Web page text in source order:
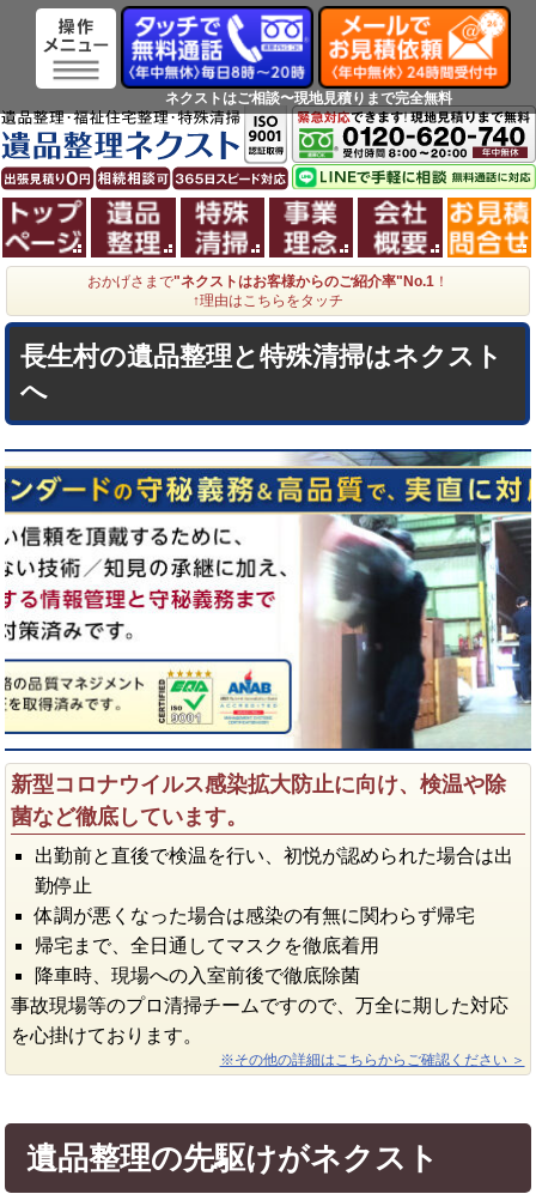
ホーム 遺品整理 特殊清掃 事業理念 会社概
おかげさまで"ネクストはお客様からのご紹介率"No.1 ！
↑理由はこちらをタッチ
長生村の遺品整理と特殊清掃はネクスト
へ
新型コロナウイルス感染拡大防止に向け、検温や除
菌など徹底しています。
出勤前と直後で検温を行い、初悦が認められた場合は出
勤停止
体調が悪くなった場合は感染の有無に関わらず帰宅
帰宅まで、全日通してマスクを徹底着用
降車時、現場への入室前後で徹底除菌
事故現場等のプロ清掃チームですので、万全に期した対応
を心掛けております。
※その他の詳細はこちらからご確認ください ＞
遺品整理の先駆けがネクスト
ネクストはご相談〜現地見積りまで完全無料